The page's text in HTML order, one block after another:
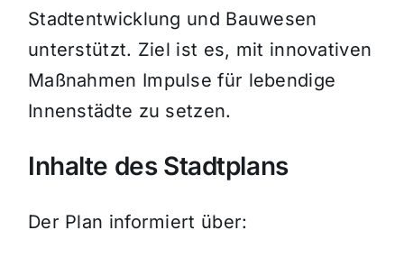
Stadtentwicklung und Bauwesen
unterstützt. Ziel ist es, mit innovativen
Maßnahmen Impulse für lebendige
Innenstädte zu setzen.
Inhalte des Stadtplans
Der Plan informiert über: